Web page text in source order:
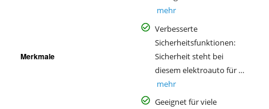
Merkmale
mehr
Verbesserte
Sicherheitsfunktionen:
Sicherheit steht bei
diesem elektroauto für …
mehr
Geeignet für viele